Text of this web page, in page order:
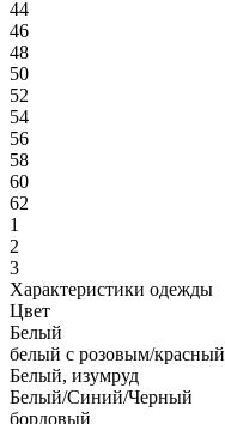
44
46
48
50
52
54
56
58
60
62
1
2
3
Характеристики одежды
Цвет
Белый
белый с розовым/красный
Белый, изумруд
Белый/Синий/Черный
бордовый